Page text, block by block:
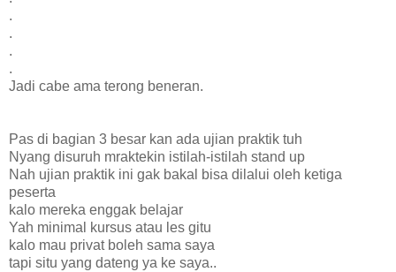
.
.
.
.
Jadi cabe ama terong beneran.
Pas di bagian 3 besar kan ada ujian praktik tuh
Nyang disuruh mraktekin istilah-istilah stand up
Nah ujian praktik ini gak bakal bisa dilalui oleh ketiga
peserta
kalo mereka enggak belajar
Yah minimal kursus atau les gitu
kalo mau privat boleh sama saya
tapi situ yang dateng ya ke saya..